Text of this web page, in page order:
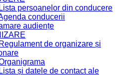
persoanelor din conducere
conducerii
audiențe
de organizare și
și datele de contact ale